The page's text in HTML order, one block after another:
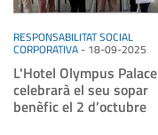
RESPONSABILITAT SOCIAL
CORPORATIVA- 18-09-2025
L'Hotel Olympus Palace
celebrarà el seu sopar
benèfic el 2 d’octubre